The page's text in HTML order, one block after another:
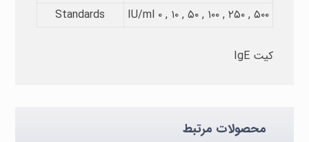
IU/ml ۰ , ۱۰ , ۵۰ , ۱۰۰ , ۲۵۰ , ۵۰۰
Standards
کیت IgE
محصولات مرتبط